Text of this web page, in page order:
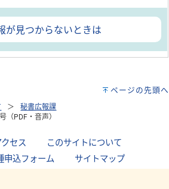
が見つからないときは
ページの先頭へ
秘書広報課
（PDF・音声）
セス このサイトについて
申込フォーム
サイトマップ